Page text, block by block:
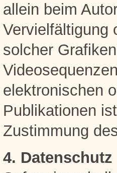
allein beim
Vervielfältigung
solcher
elektronischen
Publikationen
Zustimmung
4. Datenschutz